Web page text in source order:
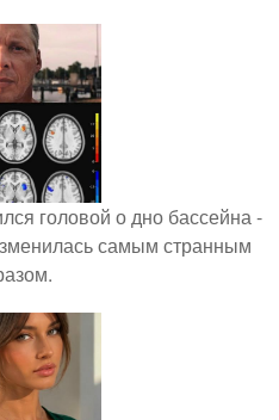
головой о дно бассейна -
самым странным